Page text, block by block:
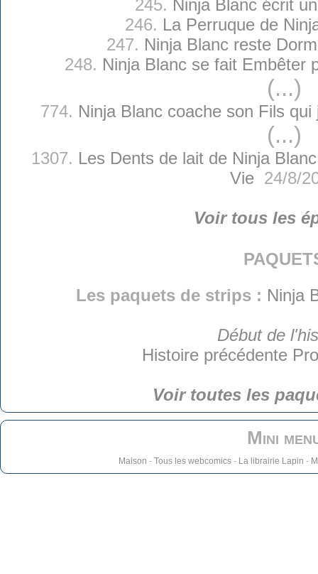
245. Ninja Blanc écrit
246. La Perruque de
247. Ninja Blanc reste
248. Ninja Blanc se fait Embêter
(...)
774. Ninja Blanc coache son Fils
(...)
1307. Les Dents de lait de Ninja
Vie24/8/
Voir tous les
Les paquets de strips : Ninja
Début de
Histoire précédente
Voir toutes les
Mini
Maison - Tous les webcomics- La librairie Lapin -